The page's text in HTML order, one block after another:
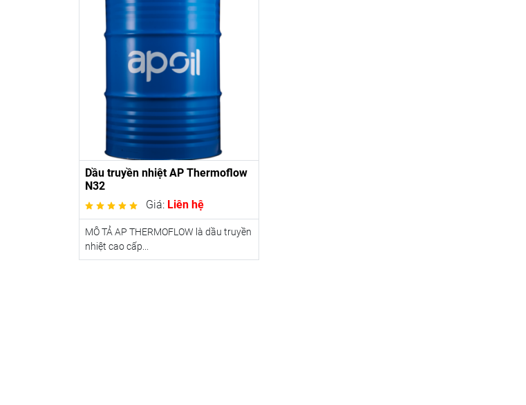
Dầu truyền nhiệt AP Thermoflow
N32
Giá: Liên hệ
MÔ TẢ AP THERMOFLOW là dầu truyền
nhiệt cao cấp...